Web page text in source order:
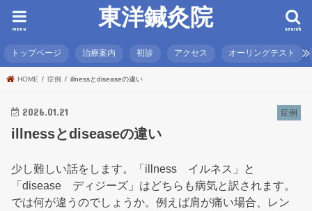
東洋鍼灸院 search
menu
トップページ 治療案内 初診 アクセス オーリングテスト
HOME 症例 illnessとdiseaseの違い
症例
2026.01.21
illnessとdiseaseの違い
少し難しい話をします。「illness イルネス」と
「disease ディジーズ」はどちらも病気と訳されます。
では何が違うのでしょうか。例えば肩が痛い場合、レン